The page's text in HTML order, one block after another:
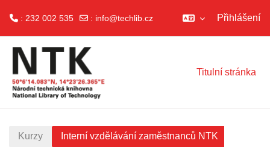
: 232 002 535 : info@techlib.cz Přihlášení
Titulní stránka
Kurzy Interní vzdělávání zaměstnanců NTK